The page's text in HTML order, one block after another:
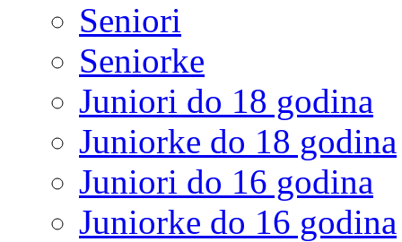
Seniori
Seniorke
Juniori do 18 godina
Juniorke do 18 godina
Juniori do 16 godina
Juniorke do 16 godina